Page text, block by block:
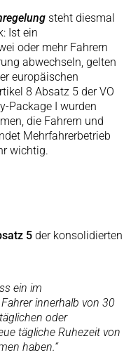
steht diesmal
Ist ein
oder mehr Fahrern
abwechseln, gelten
europäischen
8 Absatz 5 der VO
Package I wurden
die Fahrern und
Mehrfahrerbetrieb
wichtig.
5der konsolidierten
ein im
innerhalb von 30
oder
tägliche Ruhezeit von
haben.“